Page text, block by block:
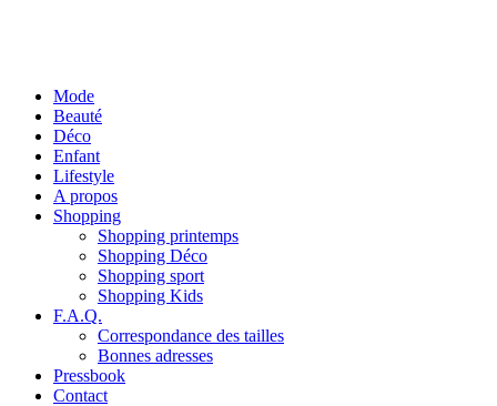
Mode
Beauté
Déco
Enfant
Lifestyle
A propos
Shopping
Shopping printemps
Shopping Déco
Shopping sport
Shopping Kids
F.A.Q.
Correspondance des tailles
Bonnes adresses
Pressbook
Contact